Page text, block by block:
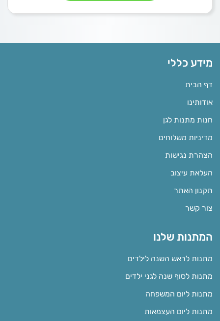
מידע כללי
דף הבית
אודותינו
חנות מתנות לגן
מדיניות משלוחים
הצהרת נגישות
העלאת עיצוב
תקנון האתר
צור קשר
המתנות שלנו
מתנות לראש השנה לילדים
מתנות לסוף שנה לגני ילדים
מתנות ליום המשפחה
מתנות ליום העצמאות